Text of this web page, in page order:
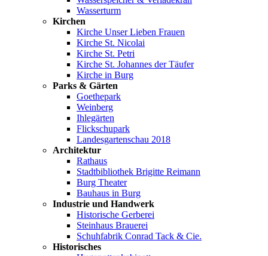
Wasserturm
Kirchen
Kirche Unser Lieben Frauen
Kirche St. Nicolai
Kirche St. Petri
Kirche St. Johannes der Täufer
Kirche in Burg
Parks & Gärten
Goethepark
Weinberg
Ihlegärten
Flickschupark
Landesgartenschau 2018
Architektur
Rathaus
Stadtbibliothek Brigitte Reimann
Burg Theater
Bauhaus in Burg
Industrie und Handwerk
Historische Gerberei
Steinhaus Brauerei
Schuhfabrik Conrad Tack & Cie.
Historisches